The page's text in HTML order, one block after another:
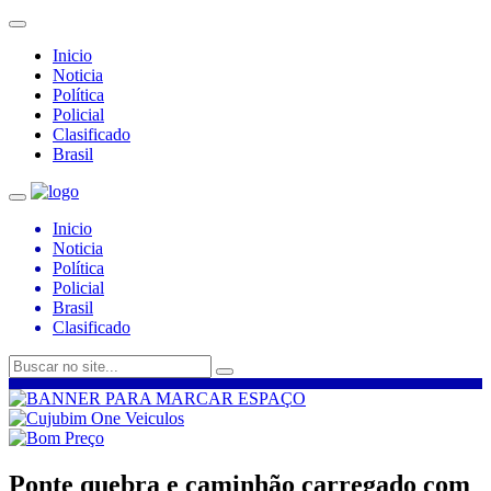
Inicio
Noticia
Política
Policial
Clasificado
Brasil
Inicio
Noticia
Política
Policial
Brasil
Clasificado
Ponte quebra e caminhão carregado com